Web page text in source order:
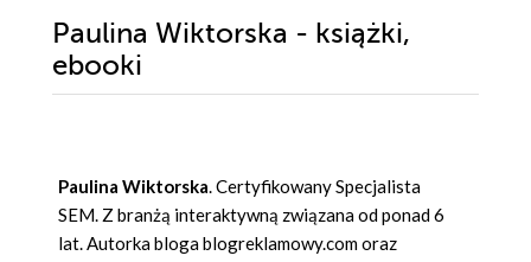
Paulina Wiktorska - książki,
ebooki
Paulina Wiktorska. Certyfikowany Specjalista
SEM. Z branżą interaktywną związana od ponad 6
lat. Autorka bloga blogreklamowy.com oraz